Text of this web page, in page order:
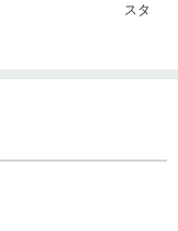
たします。 スタ